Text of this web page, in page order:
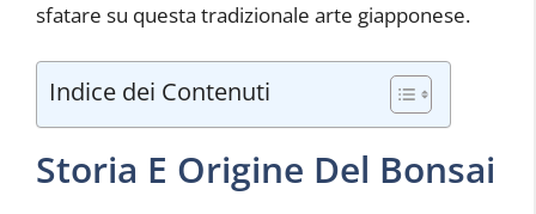
sfatare su questa tradizionale arte giapponese.
Indice dei Contenuti
Storia E Origine Del Bonsai